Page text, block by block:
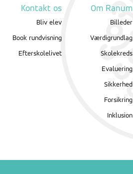
Kontakt os
Bliv elev
Book rundvisning
Efterskolelivet
Om Ranum
Billeder
Værdigrundlag
Skolekreds
Evaluering
Sikkerhed
Forsikring
Inklusion